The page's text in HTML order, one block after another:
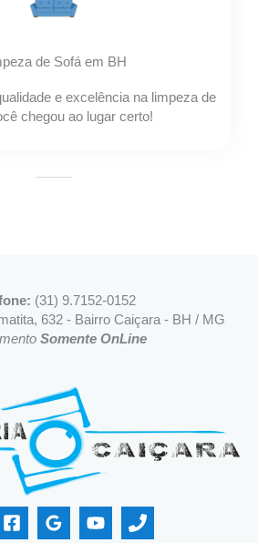
de Sofá em BH
e excelência na limpeza de
chegou ao lugar certo!
(31) 9.7152-0152
632 - Bairro Caiçara - BH / MG
Somente OnLine